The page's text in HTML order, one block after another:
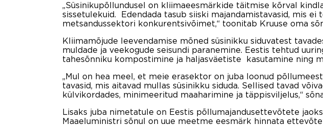
„Süsinikupõllundusel on kliimaeesmärkide täitmise kõrval
sissetulekuid. Edendada tasub siiski majandamistavasid, mis ei
metsandussektori konkurentsivõimet,“ toonitab Kruuse oma
Kliimamõjude leevendamise mõned süsinikku siduvatest
muldade ja veekogude seisundi paranemine. Eestis tehtud
tahesõnniku kompostimine ja haljasväetiste kasutamine ning
„Mul on hea meel, et meie erasektor on juba loonud
tavasid, mis aitavad mullas süsinikku siduda. Sellised tavad
külvikordades, minimeeritud maaharimine ja täppisviljelus,“
Lisaks juba nimetatule on Eestis põllumajandusettevõtete
Maaeluministri sõnul on uue meetme eesmärk hinnata